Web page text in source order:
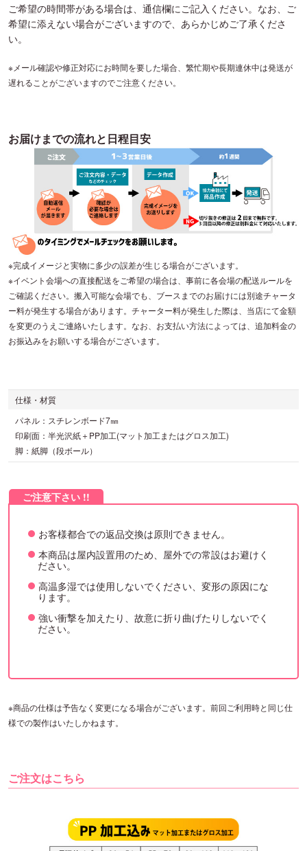
ご希望の時間帯がある場合は、通信欄にご記入ください。なお、ご
希望に添えない場合がございますので、あらかじめご了承くださ
い。
※メール確認や修正対応にお時間を要した場合、繁忙期や長期連休中は発送が
遅れることがございますのでご注意ください。
お届けまでの流れと日程目安
※完成イメージと実物に多少の誤差が生じる場合がございます。
※イベント会場への直接配送をご希望の場合は、事前に各会場の配送ルールを
ご確認ください。搬入可能な会場でも、ブースまでのお届けには別途チャータ
ー料が発生する場合があります。チャーター料が発生した際は、当店にて金額
を変更のうえご連絡いたします。なお、お支払い方法によっては、追加料金の
お振込みをお願いする場合がございます。
仕様・材質
パネル：スチレンボード7㎜
印刷面：半光沢紙＋PP加工(マット加工またはグロス加工)
脚：紙脚（段ボール）
お客様都合での返品交換は原則できません。
本商品は屋内設置用のため、屋外での常設はお避けく
ださい。
高温多湿では使用しないでください、変形の原因にな
ります。
強い衝撃を加えたり、故意に折り曲げたりしないでく
ださい。
※商品の仕様は予告なく変更になる場合がございます。前回ご利用時と同じ仕
様での製作はいたしかねます。
ご注文はこちら